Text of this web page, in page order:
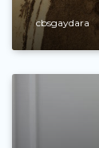
cbsgaydara